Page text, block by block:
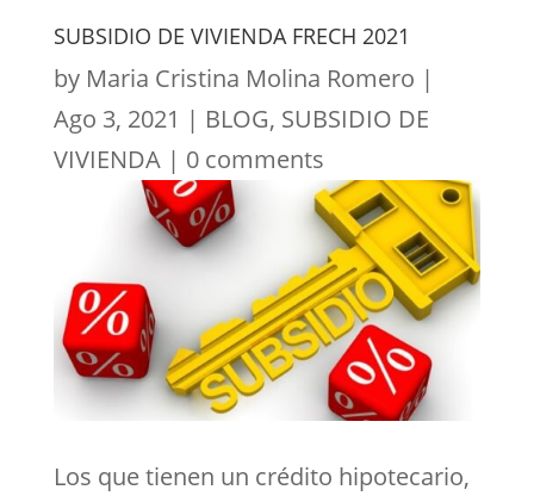
SUBSIDIO DE VIVIENDA FRECH 2021
by Maria Cristina Molina Romero |
Ago 3, 2021 | BLOG, SUBSIDIO DE
VIVIENDA| 0 comments
Los que tienen un crédito hipotecario,